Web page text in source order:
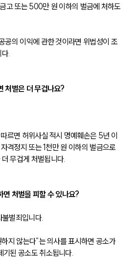
고 또는 500만 원 이하의 벌금에 처하도
공의 이익에 관한 것이라면 위법성이 조
.
처벌은 더 무겁나요?
르면 허위사실 적시 명예훼손은 5년 이
격정지 또는 1천만 원 이하의 벌금으로
무겁게 처벌됩니다.
처벌을 피할 수 있나요?
벌죄입니다.
지 않는다”는 의사를 표시하면 공소가
된 공소도 취소됩니다.